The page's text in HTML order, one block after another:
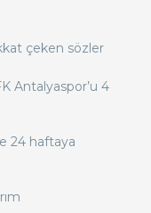
çeken sözler
Antalyaspor’u 4
24 haftaya